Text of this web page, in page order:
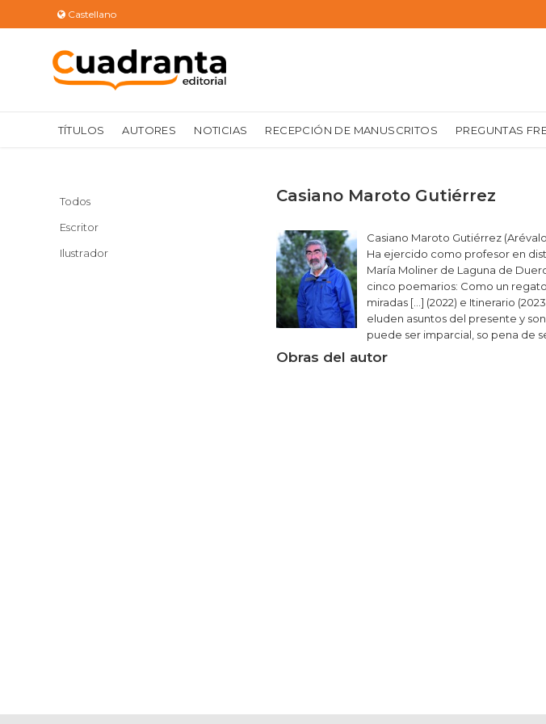
Castellano
TÍTULOS AUTORES NOTICIAS RECEPCIÓN DE MANUSCRITOS PREGUNTAS
Todos
Escritor
Ilustrador
Casiano Maroto Gutiérrez
Casiano Maroto Gutiérrez
Ha ejercido como profesor en
María Moliner de Laguna de
cinco poemarios: Como un
miradas [...] (2022) e Itinerario
eluden asuntos del presente y
puede ser imparcial, so pena de
Obras del autor